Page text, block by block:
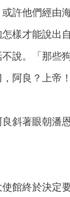
許他們經由
樣才能說出
說。「那些
阿良？上帝！
良斜著眼朝潘
館終於決定